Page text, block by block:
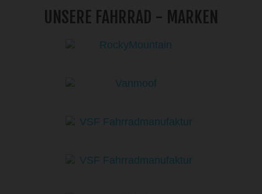
UNSERE FAHRRAD - MARKEN